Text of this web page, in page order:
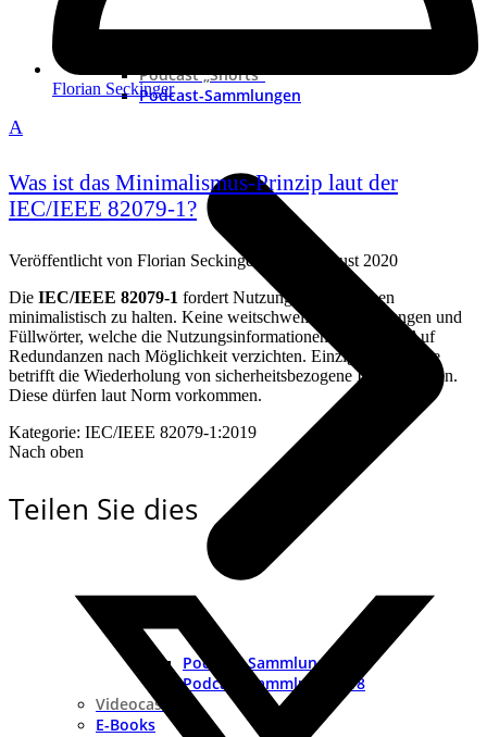
Podcast „Shorts“
Podcast-Sammlungen
Podcast-Sammlung 2019
Podcast-Sammlung 2018
Videocast
E-Books
Florian Seckinger
A
Was ist das Minimalismus-Prinzip laut der
IEC/IEEE 82079-1?
Veröffentlicht von Florian Seckinger
14. August 2020
Die IEC/IEEE 82079-1 fordert Nutzungsinformationen
minimalistisch zu halten. Keine weitschweifende Erklärungen und
Füllwörter, welche die Nutzungsinformationen aufblähen. Auf
Redundanzen nach Möglichkeit verzichten. Einzige Ausnahme
betrifft die Wiederholung von sicherheitsbezogene Informationen.
Diese dürfen laut Norm vorkommen.
Kategorie: IEC/IEEE 82079-1:2019
Nach oben
Teilen Sie dies